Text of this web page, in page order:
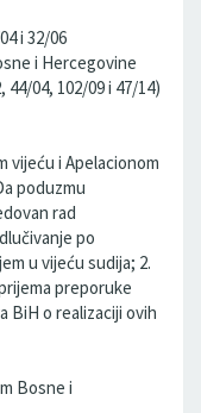
i 32/06
i Hercegovine
44/04, 102/09 i 47/14)
vijeću i Apelacionom
poduzmu
rad
po
u vijeću sudija; 2.
preporuke
BiH o realizaciji ovih
Bosne i